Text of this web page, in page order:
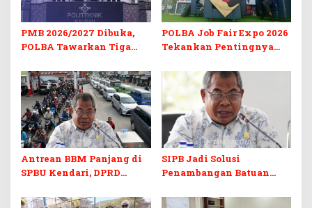
PMB 2026/2027 Dibuka,
POLBA Tawarkan Tiga
Kuliah Gratis
POLBA Job Fair Expo 2026
Tekankan Pentingnya
Digital
Antrean BBM Panjang di
SPBU Kendari, DPRD
Barcode Curang
SIPB Jadi Solusi
Penambangan Batuan
di Sultra